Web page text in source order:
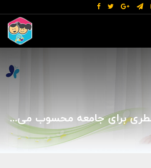
آیا نه مادر ها خطری برای جامعه محسوب می شوند؟
آیا نه مادر ها خطری برای جامعه